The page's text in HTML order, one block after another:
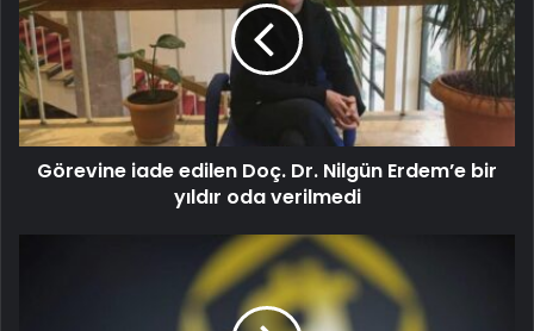
Görevine iade edilen Doç. Dr. Nilgün Erdem’e bir
yıldır oda verilmedi